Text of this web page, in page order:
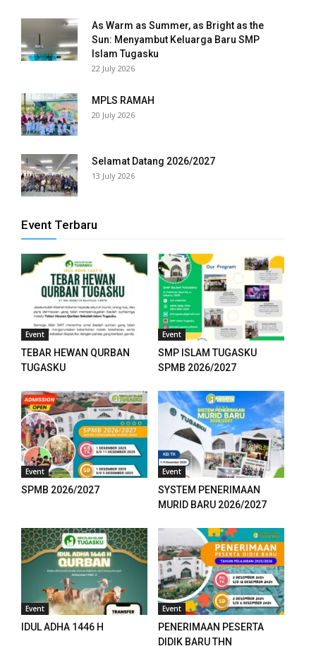
As Warm as Summer, as Bright as the
Sun: Menyambut Keluarga Baru SMP
Islam Tugasku
22 July 2026
MPLS RAMAH
20 July 2026
Selamat Datang 2026/2027
13 July 2026
Event Terbaru
Event
TEBAR HEWAN QURBAN
TUGASKU
Event
SMP ISLAM TUGASKU
SPMB 2026/2027
Event
SPMB 2026/2027
Event
SYSTEM PENERIMAAN
MURID BARU 2026/2027
Event
IDUL ADHA 1446 H
Event
PENERIMAAN PESERTA
DIDIK BARU THN